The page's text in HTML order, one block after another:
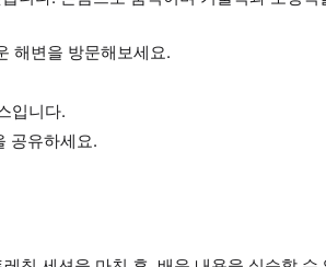
해변을 방문해보세요.
입니다.
공유하세요.